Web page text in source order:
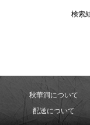
検索
秋華洞について
配送について